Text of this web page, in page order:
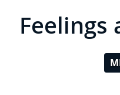
Feelings